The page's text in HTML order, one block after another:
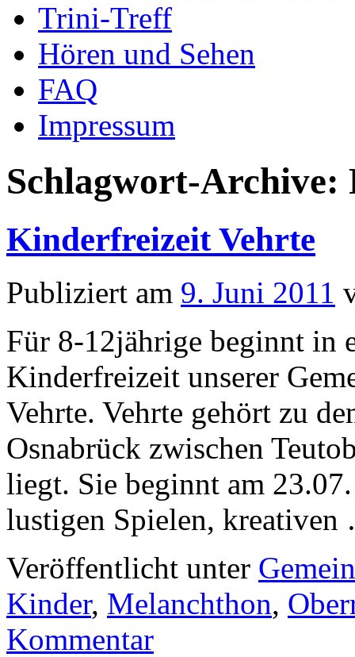
Trini-Treff
Hören und Sehen
FAQ
Impressum
Schlagwort-Archive:
Kinderfreizeit Vehrte
Publiziert am 9. Juni 2011
Für 8-12jährige beginnt in
Kinderfreizeit unserer
Vehrte. Vehrte gehört zu
Osnabrück zwischen
liegt. Sie beginnt am
lustigen Spielen,
Veröffentlicht unter
Kinder, Melanchthon,
Kommentar